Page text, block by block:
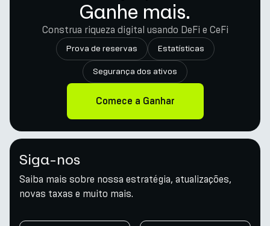
Ganhe mais.
Construa riqueza digital usando DeFi e CeFi
Prova de reservas Estatísticas
Segurança dos ativos
Comece a Ganhar
Siga-nos
Saiba mais sobre nossa estratégia, atualizações,
novas taxas e muito mais.